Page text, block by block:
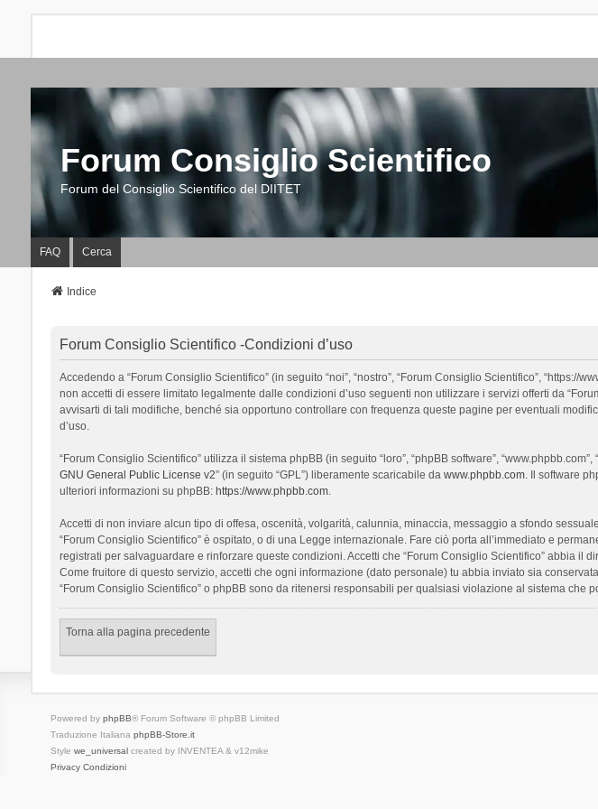
Forum Consiglio Scientifico
Forum del Consiglio Scientifico del DIITET
FAQ Cerca
Indice
Forum Consiglio Scientifico -Condizioni d’uso
Accedendo a “Forum Consiglio Scientifico” (in seguito “noi”, “nostro”, “Forum Consiglio Scientifico”,
non accetti di essere limitato legalmente dalle condizioni d’uso seguenti non utilizzare i servizi offerti da
avvisarti di tali modifiche, benché sia opportuno controllare con frequenza queste pagine per eventuali
d’uso.
“Forum Consiglio Scientifico” utilizza il sistema phpBB (in seguito “loro”, “phpBB software”,
GNU General Public License v2” (in seguito “GPL”) liberamente scaricabile da www.phpbb.com. Il software
ulteriori informazioni su phpBB: https://www.phpbb.com.
Accetti di non inviare alcun tipo di offesa, oscenità, volgarità, calunnia, minaccia, messaggio a sfondo
“Forum Consiglio Scientifico” è ospitato, o di una Legge internazionale. Fare ciò porta all’immediato e
registrati per salvaguardare e rinforzare queste condizioni. Accetti che “Forum Consiglio Scientifico” abbia
Come fruitore di questo servizio, accetti che ogni informazione (dato personale) tu abbia inviato sia
“Forum Consiglio Scientifico” o phpBB sono da ritenersi responsabili per qualsiasi violazione al sistema che
Torna alla pagina precedente
Powered by phpBB® Forum Software © phpBB Limited
Traduzione Italiana phpBB-Store.it
Style we_universalcreated by INVENTEA & v12mike
Privacy Condizioni